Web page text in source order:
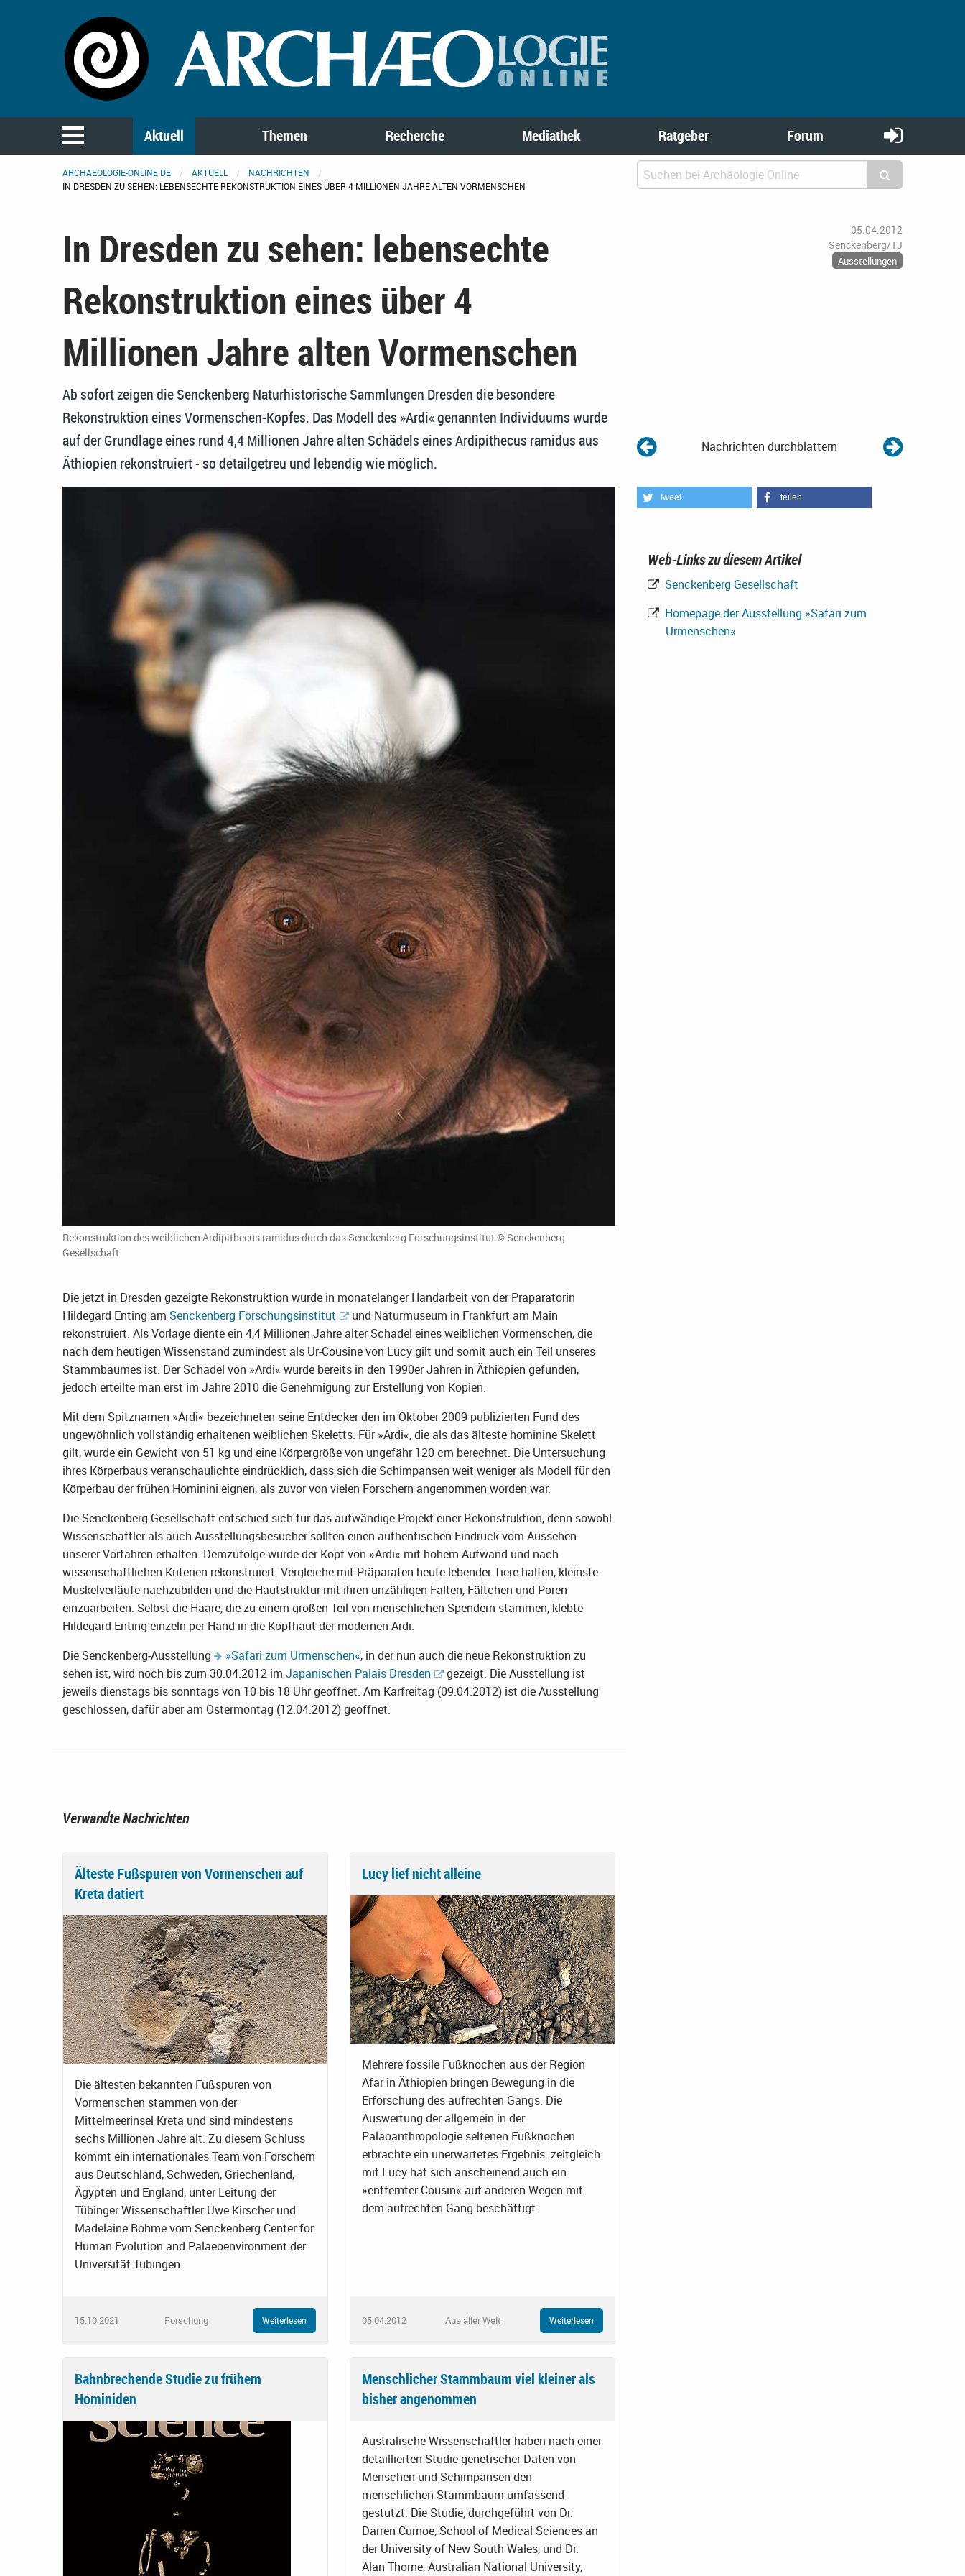
Aktuell Themen Recherche Mediathek Ratgeber Forum
ARCHAEOLOGIE-ONLINE.DE AKTUELL
NACHRICHTEN
IN DRESDEN ZU SEHEN: LEBENSECHTE REKONSTRUKTION EINES ÜBER 4 MILLIONEN JAHRE ALTEN VORMENSCHEN
In Dresden zu sehen: lebensechte
Rekonstruktion eines über 4
Millionen Jahre alten Vormenschen
05.04.2012
Senckenberg/TJ
Ausstellungen
Ab sofort zeigen die Senckenberg Naturhistorische Sammlungen Dresden die besondere
Rekonstruktion eines Vormenschen-Kopfes. Das Modell des »Ardi« genannten Individuums wurde
auf der Grundlage eines rund 4,4 Millionen Jahre alten Schädels eines Ardipithecus ramidus aus
Äthiopien rekonstruiert - so detailgetreu und lebendig wie möglich.
Nachrichten durchblättern
Rekonstruktion des weiblichen Ardipithecus ramidus durch das Senckenberg Forschungsinstitut © Senckenberg
Gesellschaft
Die jetzt in Dresden gezeigte Rekonstruktion wurde in monatelanger Handarbeit von der Präparatorin
Hildegard Enting am Senckenberg Forschungsinstitut
und Naturmuseum in Frankfurt am Main
rekonstruiert. Als Vorlage diente ein 4,4 Millionen Jahre alter Schädel eines weiblichen Vormenschen, die
nach dem heutigen Wissenstand zumindest als Ur-Cousine von Lucy gilt und somit auch ein Teil unseres
Stammbaumes ist. Der Schädel von »Ardi« wurde bereits in den 1990er Jahren in Äthiopien gefunden,
jedoch erteilte man erst im Jahre 2010 die Genehmigung zur Erstellung von Kopien.
Mit dem Spitznamen »Ardi« bezeichneten seine Entdecker den im Oktober 2009 publizierten Fund des
ungewöhnlich vollständig erhaltenen weiblichen Skeletts. Für »Ardi«, die als das älteste hominine Skelett
gilt, wurde ein Gewicht von 51 kg und eine Körpergröße von ungefähr 120 cm berechnet. Die Untersuchung
ihres Körperbaus veranschaulichte eindrücklich, dass sich die Schimpansen weit weniger als Modell für den
Körperbau der frühen Hominini eignen, als zuvor von vielen Forschern angenommen worden war.
Die Senckenberg Gesellschaft entschied sich für das aufwändige Projekt einer Rekonstruktion, denn sowohl
Wissenschaftler als auch Ausstellungsbesucher sollten einen authentischen Eindruck vom Aussehen
unserer Vorfahren erhalten. Demzufolge wurde der Kopf von »Ardi« mit hohem Aufwand und nach
wissenschaftlichen Kriterien rekonstruiert. Vergleiche mit Präparaten heute lebender Tiere halfen, kleinste
Muskelverläufe nachzubilden und die Hautstruktur mit ihren unzähligen Falten, Fältchen und Poren
einzuarbeiten. Selbst die Haare, die zu einem großen Teil von menschlichen Spendern stammen, klebte
Hildegard Enting einzeln per Hand in die Kopfhaut der modernen Ardi.
Die Senckenberg-Ausstellung
»Safari zum Urmenschen«, in der nun auch die neue Rekonstruktion zu
sehen ist, wird noch bis zum 30.04.2012 im Japanischen Palais Dresden
gezeigt. Die Ausstellung ist
jeweils dienstags bis sonntags von 10 bis 18 Uhr geöffnet. Am Karfreitag (09.04.2012) ist die Ausstellung
geschlossen, dafür aber am Ostermontag (12.04.2012) geöffnet.
tweet teilen
Web-Links zu diesem Artikel
Senckenberg Gesellschaft
Homepage der Ausstellung »Safari zum
Urmenschen«
Verwandte Nachrichten
Älteste Fußspuren von Vormenschen auf
Kreta datiert
Die ältesten bekannten Fußspuren von
Vormenschen stammen von der
Mittelmeerinsel Kreta und sind mindestens
sechs Millionen Jahre alt. Zu diesem Schluss
kommt ein internationales Team von Forschern
aus Deutschland, Schweden, Griechenland,
Ägypten und England, unter Leitung der
Tübinger Wissenschaftler Uwe Kirscher und
Madelaine Böhme vom Senckenberg Center for
Human Evolution and Palaeoenvironment der
Universität Tübingen.
15.10.2021 Forschung Weiterlesen
Lucy lief nicht alleine
Mehrere fossile Fußknochen aus der Region
Afar in Äthiopien bringen Bewegung in die
Erforschung des aufrechten Gangs. Die
Auswertung der allgemein in der
Paläoanthropologie seltenen Fußknochen
erbrachte ein unerwartetes Ergebnis: zeitgleich
mit Lucy hat sich anscheinend auch ein
»entfernter Cousin« auf anderen Wegen mit
dem aufrechten Gang beschäftigt.
05.04.2012 Aus aller Welt Weiterlesen
Bahnbrechende Studie zu frühem
Hominiden
Menschlicher Stammbaum viel kleiner als
bisher angenommen
Australische Wissenschaftler haben nach einer
detaillierten Studie genetischer Daten von
Menschen und Schimpansen den
menschlichen Stammbaum umfassend
gestutzt. Die Studie, durchgeführt von Dr.
Darren Curnoe, School of Medical Sciences an
der University of New South Wales, und Dr.
Alan Thorne, Australian National University,